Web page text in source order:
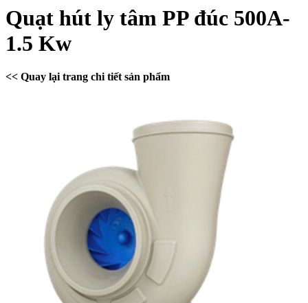
Quạt hút ly tâm PP đúc 500A-
1.5 Kw
<< Quay lại trang chi tiết sản phẩm